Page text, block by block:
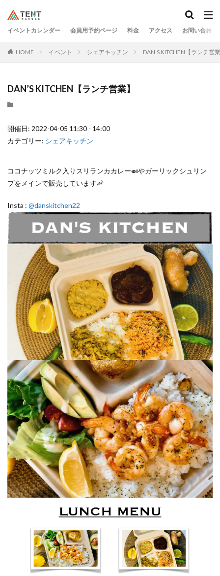
イベントカレンダー 会員用予約ページ 料金 アクセス お問い合わせ
HOME イベント シェアキッチン DAN’S KITCHEN【ランチ営
DAN’S KITCHEN【ランチ営業】
開催日: 2022-04-05 11:30 - 14:00
カテゴリー: シェアキッチン
ココナッツミルク入りスリランカカレー🍛やガーリックシュリン
プをメインで販売しています🦐
Insta : @danskitchen22